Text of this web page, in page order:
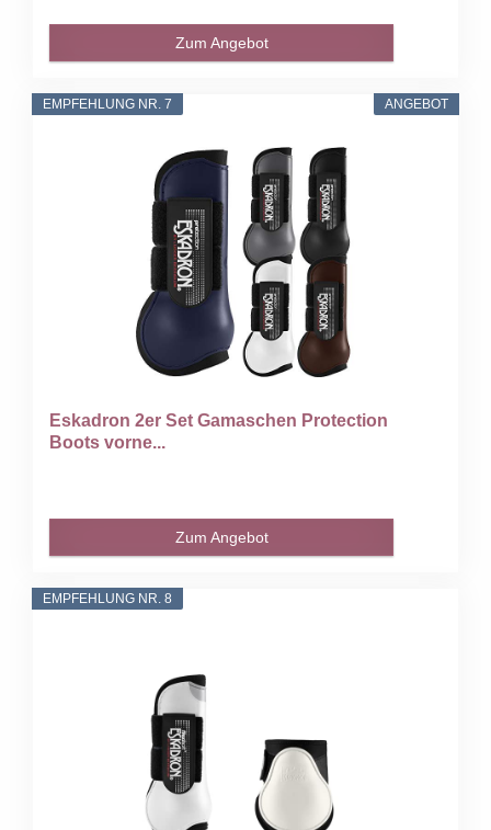
Zum Angebot
ANGEBOT
EMPFEHLUNG NR. 7
Eskadron 2er Set Gamaschen Protection
Boots vorne...
Zum Angebot
EMPFEHLUNG NR. 8